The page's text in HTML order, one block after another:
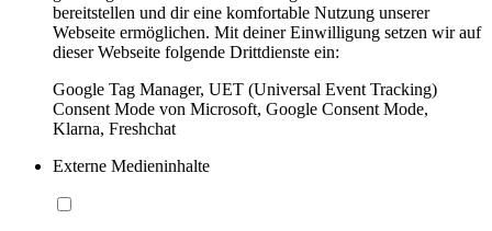
bereitstellen und dir eine komfortable Nutzung unserer
Webseite ermöglichen. Mit deiner Einwilligung setzen wir auf
dieser Webseite folgende Drittdienste ein:
Google Tag Manager, UET (Universal Event Tracking)
Consent Mode von Microsoft, Google Consent Mode,
Klarna, Freshchat
Externe Medieninhalte